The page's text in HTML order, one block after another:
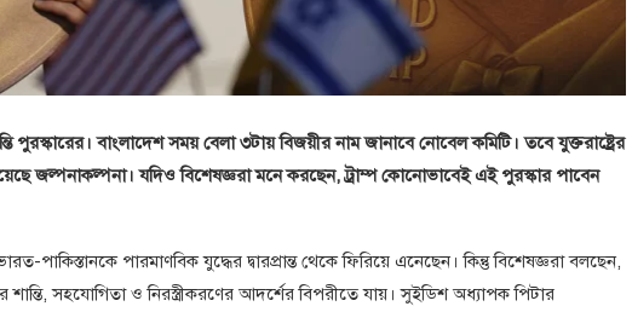
বাংলাদেশ সময় বেলা ৩টায় বিজয়ীর নাম জানাবে নোবেল কমিটি। তবে যুক্তরাষ্ট্রের
জল্পনাকল্পনা। যদিও বিশেষজ্ঞরা মনে করছেন, ট্রাম্প কোনোভাবেই এই পুরস্কার পাবেন
পারমাণবিক যুদ্ধের দ্বারপ্রান্ত থেকে ফিরিয়ে এনেছেন। কিন্তু বিশেষজ্ঞরা বলছেন,
সহযোগিতা ও নিরস্ত্রীকরণের আদর্শের বিপরীতে যায়। সুইডিশ অধ্যাপক পিটার